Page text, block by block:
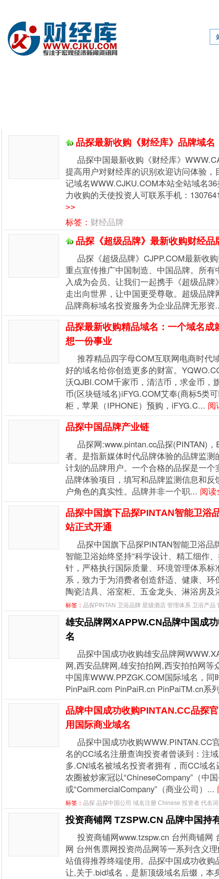
品探最新收购《财经库》品牌域名
品探中国最新收购《财经库》
提高用户对财经库的识别欢迎访问体验
记域名WWW.CJKU.COM本站全站域名
力收购的天使投资人可联系手机：
>>
标签： 财经品牌
品探《超级品牌》最新收购财经品
品探《超级品牌》CJPP.COM最新收
重点宣传推广中国制造、中国品牌。所
入成为会员。让我们一起携手《超级品
走出向世界，让中国更受尊敬。超级品
品牌商标域名投资服务为企业品牌无形
品探最新收购精品域名：一个域名成
想一份事业
推荐精品四字母COM互联网电商时代
好的域名给你创造更多的财富。
沃QJBI.COM千家币，清洁币，求金币，
币(区块链域名)iFYG.COM艾奉(商标5类
柜，苹果（IPHONE）预购，iFYG.C... 阅
品探中国品牌产业链
品探网:www.pintan.cc品探(PINTAN)
者。是指新媒体时代品牌体验的品牌监
计划的品牌用户。一个合格的品探是一
品牌体验项目，填写和品牌监测信息和
户角色的真实性。品牌并非一个职... 阅读
品探中国旗下品探PINTAN智能卫浴
站正式开通
品探中国旗下品探PINTAN智能卫浴品
智能卫浴始终坚持“科学设计、精工细作
针，严格执行国际质量、环境管理体系
系，致力于为消费者创造舒适、健康、
陶瓷洁具、浴室柜、五金龙头、淋浴房
标签： 品探PINTAN 卫浴品牌 星级酒店 管理体系 卫浴产品
雄安品牌网XAPPW.CN品牌中国成
名
品探中国成功收购雄安品牌网
网,西安品牌网,雄安拍拍网,西安拍拍网等
中国库WWW.PPZGK.COM国际域名，
PinPaiR.com PinPaiR.cn PinPaiTM.cn系
品牌中国成功收购PINTAN.CC品探
用国际商业域名
品探中国成功收购WWW.PINTAN.CC
名的CC域名注册查询投资者曾谈到：注
多.CN域名被域名投资者拥有，而CC域
农圈被炒家冠以“ChineseCompany”（中
或“CommercialCompany”（商业公司）...
标签： 品探 品探中国公司 域名注册 Chinese 投资者 代名词
投资商铺网 TZSPW.CN 品牌中国持
投资商铺网www.tzspw.cn 台州商铺
网 台州售票网投资尚品网等一系列含义
站值得推荐终端使用。品探中国成功收
让,关于.bid域名，是新顶级域名后缀，本